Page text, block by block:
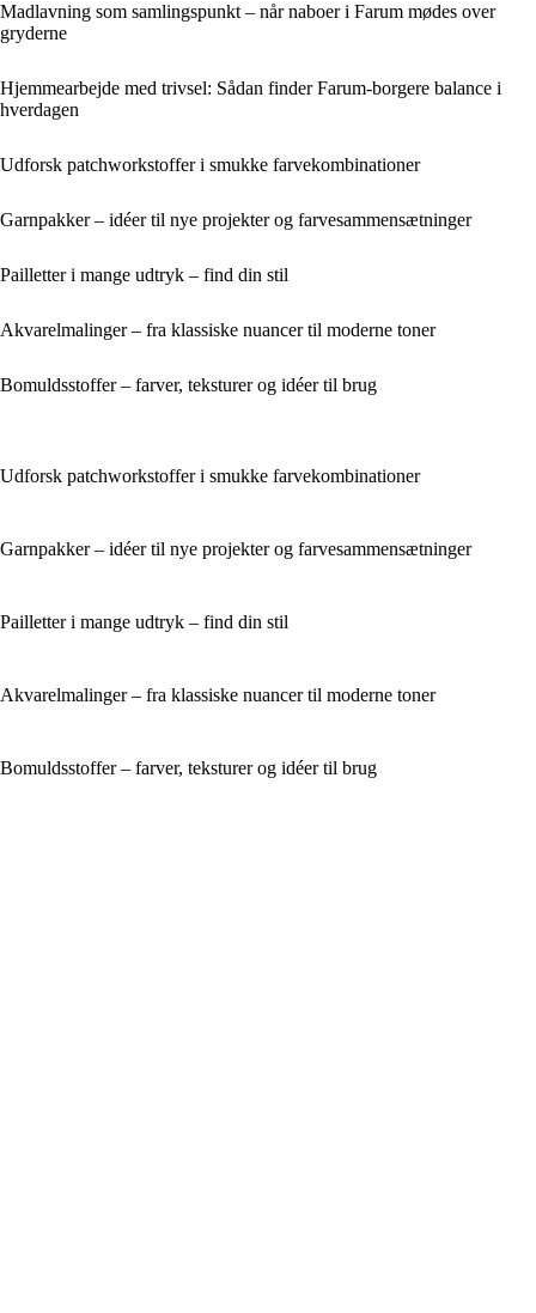
Madlavning som samlingspunkt – når naboer i Farum mødes over
gryderne
Hjemmearbejde med trivsel: Sådan finder Farum-borgere balance i
hverdagen
Udforsk patchworkstoffer i smukke farvekombinationer
Garnpakker – idéer til nye projekter og farvesammensætninger
Pailletter i mange udtryk – find din stil
Akvarelmalinger – fra klassiske nuancer til moderne toner
Bomuldsstoffer – farver, teksturer og idéer til brug
Udforsk patchworkstoffer i smukke farvekombinationer
Garnpakker – idéer til nye projekter og farvesammensætninger
Pailletter i mange udtryk – find din stil
Akvarelmalinger – fra klassiske nuancer til moderne toner
Bomuldsstoffer – farver, teksturer og idéer til brug